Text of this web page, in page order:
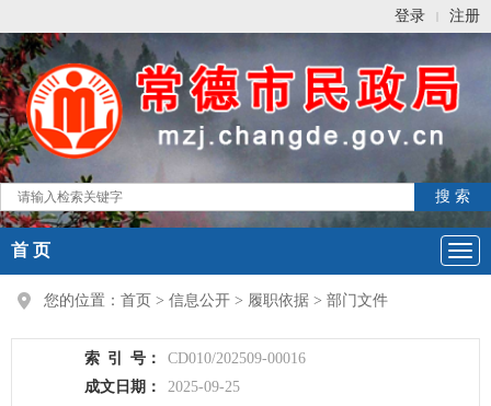
登录 | 注册
首 页
您的位置： 首页 > 信息公开 > 履职依据 > 部门文件
索 引 号：
CD010/202509-00016
成文日期：
2025-09-25